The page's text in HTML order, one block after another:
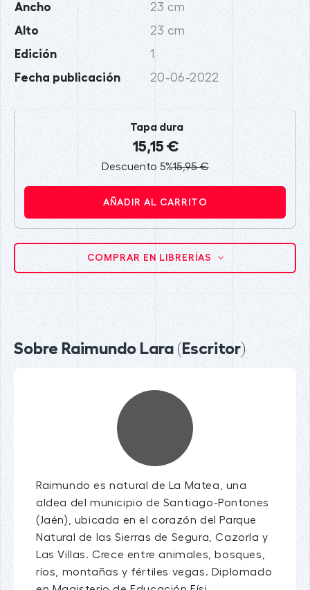
Ancho 23 cm
Alto 23 cm
Edición 1
Fecha publicación 20-06-2022
Tapa dura
15,15 €
Descuento 5%15,95 €
AÑADIR AL CARRITO
COMPRAR EN LIBRERÍAS
Sobre Raimundo Lara (Escritor)
Raimundo es natural de La Matea, una
aldea del municipio de Santiago-Pontones
(Jaén), ubicada en el corazón del Parque
Natural de las Sierras de Segura, Cazorla y
Las Villas. Crece entre animales, bosques,
ríos, montañas y fértiles vegas. Diplomado